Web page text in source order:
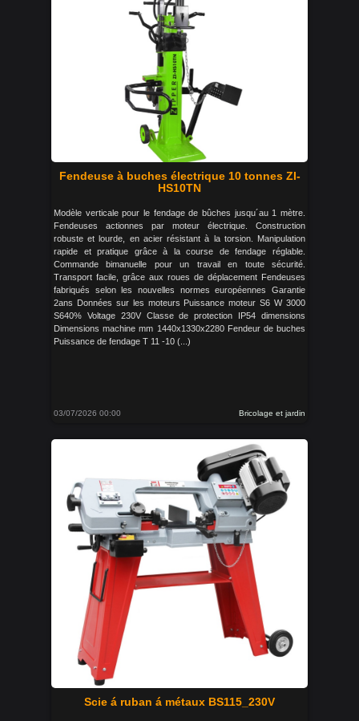
Fendeuse à buches électrique 10 tonnes ZI-
HS10TN
Modèle verticale pour le fendage de bûches jusqu´au 1 mètre.
Fendeuses actionnes par moteur électrique. Construction
robuste et lourde, en acier résistant à la torsion. Manipulation
rapide et pratique grâce à la course de fendage réglable.
Commande bimanuelle pour un travail en toute sécurité.
Transport facile, grâce aux roues de déplacement Fendeuses
fabriqués selon les nouvelles normes européennes Garantie
2ans Données sur les moteurs Puissance moteur S6 W 3000
S640% Voltage 230V Classe de protection IP54 dimensions
Dimensions machine mm 1440x1330x2280 Fendeur de buches
Puissance de fendage T 11 -10 (...)
03/07/2026 00:00 Bricolage et jardin
Scie á ruban á métaux BS115_230V